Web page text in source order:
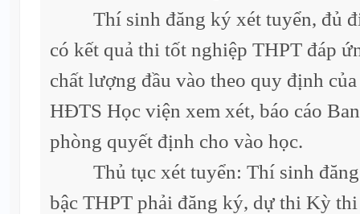
Thí sinh đăng ký xét tuyển, đủ
có kết quả thi tốt nghiệp THPT đáp
chất lượng đầu vào theo quy định
HĐTS Học viện xem xét, báo cáo
phòng quyết định cho vào học.
Thủ tục xét tuyển: Thí sinh đăng
bậc THPT phải đăng ký, dự thi Kỳ